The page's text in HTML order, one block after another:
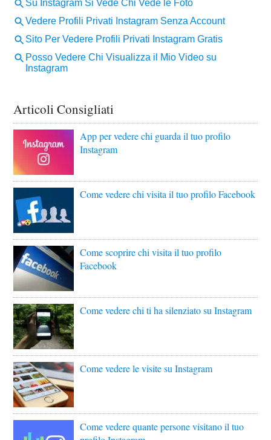
Articoli Consigliati
App per vedere chi guarda il tuo profilo
Instagram
Come vedere chi visita il tuo profilo Facebook
Come scoprire chi visita il tuo profilo
Facebook
Come vedere chi ti ha silenziato su Instagram
Come vedere le visite su Instagram
Come vedere quante persone visitano il tuo